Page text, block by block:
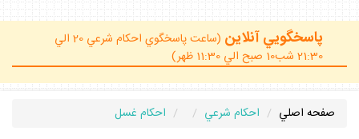
پاسخگويي آنلاين
(ساعت پاسخگوي احكام شرعي 20 الي
21:30 شب10 صبح الي 11:30 ظهر)
صفحه اصلي احكام شرعي
احكام غسل